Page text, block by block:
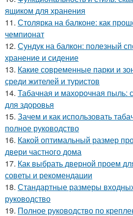
ящиком для хранения
11. Столярка на балконе: как
чемпионат
12. Сундук на балкон: полезный
хранение и сидение
13. Какие современные парки и
среди жителей и туристов
14. Табачная и махорочная пыль:
для здоровья
15. Зачем и как использовать
полное руководство
16. Какой оптимальный размер
двери частного дома
17. Как выбрать дверной проем
советы и рекомендации
18. Стандартные размеры
руководство
19. Полное руководство по